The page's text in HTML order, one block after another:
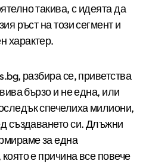
такива, с идеята да
ръст на този сегмент и
характер.
разбира се, приветства
бързо и не една, или
спечелиха милиони,
създаването си. Длъжни
за една
е причина все повече